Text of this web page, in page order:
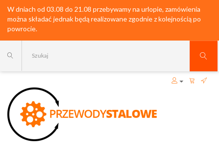
W dniach od 03.08 do 21.08 przebywamy na urlopie, zamówienia
można składać jednak będą realizowane zgodnie z kolejnością po
powrocie.